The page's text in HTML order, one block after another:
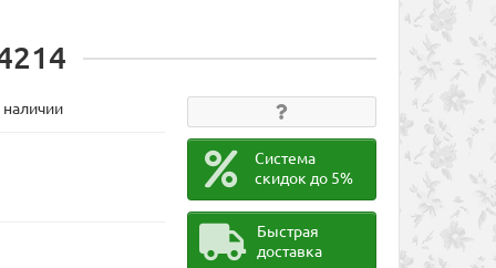
Система
скидок до 5%
Быстрая
доставка